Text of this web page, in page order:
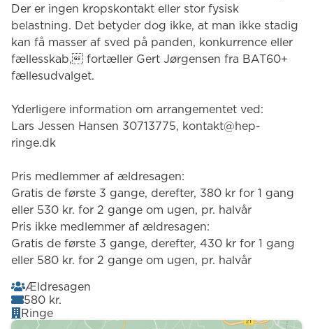
Der er ingen kropskontakt eller stor fysisk
belastning. Det betyder dog ikke, at man ikke stadig
kan få masser af sved på panden, konkurrence eller
fællesskab, fortæller Gert Jørgensen fra BAT60+
fællesudvalget.
Yderligere information om arrangementet ved:
Lars Jessen Hansen 30713775, kontakt@hep-
ringe.dk
Pris medlemmer af ældresagen:
Gratis de første 3 gange, derefter, 380 kr for 1 gang
eller 530 kr. for 2 gange om ugen, pr. halvår
Pris ikke medlemmer af ældresagen:
Gratis de første 3 gange, derefter, 430 kr for 1 gang
eller 580 kr. for 2 gange om ugen, pr. halvår
Ældresagen
580 kr.
Ringe